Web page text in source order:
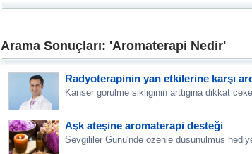
Arama Sonuçları: 'Aromaterapi Nedir'
Radyoterapinin yan etkilerine karşı
Kanser gorulme sikliginin arttigina dikkat
Aşk ateşine aromaterapi desteği
Sevgililer Gunu'nde ozenle dusunulmus